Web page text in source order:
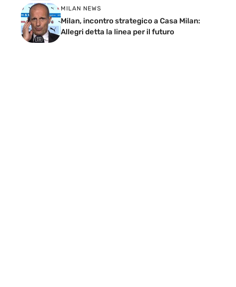
MILAN NEWS
Milan, incontro strategico a Casa Milan:
Allegri detta la linea per il futuro